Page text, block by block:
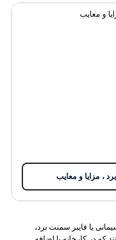
، مزایا و معایب
یا فایبر سمنت برد،